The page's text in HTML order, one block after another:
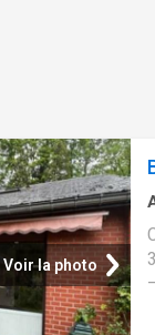
Voir la photo